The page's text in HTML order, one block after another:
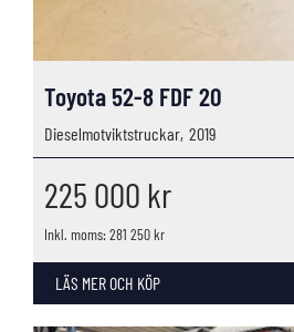
Toyota 52-8 FDF 20
Dieselmotviktstruckar, 2019
225 000 kr
Inkl. moms: 281 250 kr
LÄS MER OCH KÖP